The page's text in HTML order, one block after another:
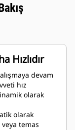
Hızlıdır
devam
hız
olarak
olarak
temas